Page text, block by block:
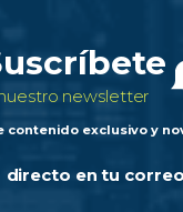
newsletter
contenido exclusivo y
directo en tu correo